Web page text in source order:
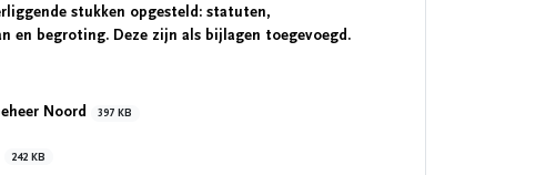
stukken opgesteld: statuten,
en begroting. Deze zijn als bijlagen toegevoegd.
Noord
397 KB
242 KB